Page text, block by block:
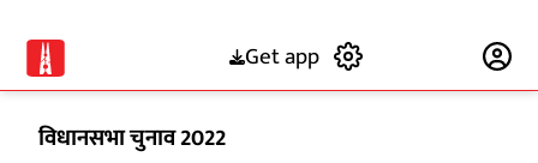
Get app
विधानसभा चुनाव 2022